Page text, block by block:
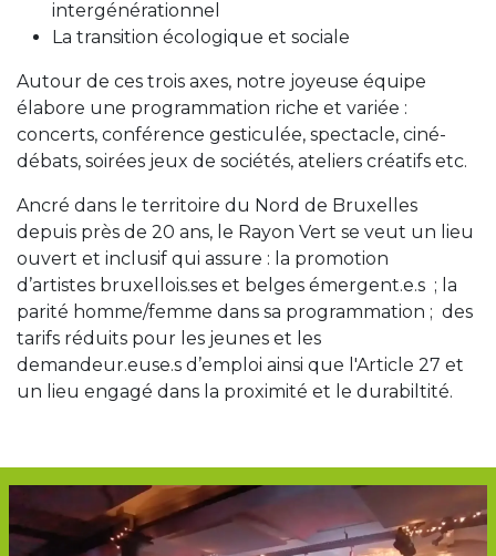
intergénérationnel
La transition écologique et sociale
Autour de ces trois axes, notre joyeuse équipe
élabore une programmation riche et variée :
concerts, conférence gesticulée, spectacle, ciné-
débats, soirées jeux de sociétés, ateliers créatifs etc.
Ancré dans le territoire du Nord de Bruxelles
depuis près de 20 ans, le Rayon Vert se veut un lieu
ouvert et inclusif qui assure : la promotion
d’artistes bruxellois.ses et belges émergent.e.s ; la
parité homme/femme dans sa programmation ; des
tarifs réduits pour les jeunes et les
demandeur.euse.s d’emploi ainsi que l'Article 27 et
un lieu engagé dans la proximité et le durabiltité.